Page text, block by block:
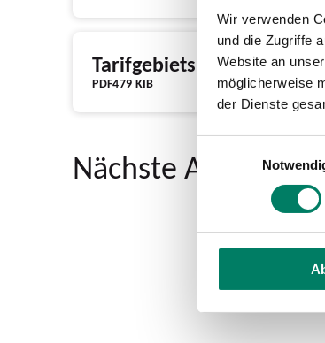
Wir verwenden
und die Zugriffe
Website an
möglicherweise
der Dienste
PDF479 KIB
Tarifgebietskarte
Nächste